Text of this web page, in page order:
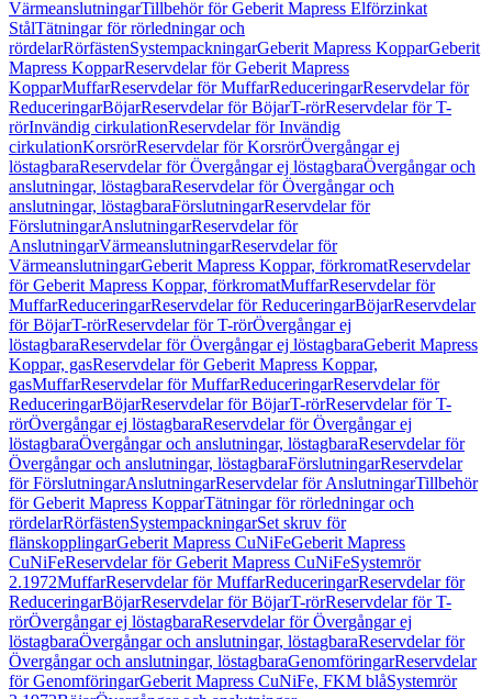
VärmeanslutningarTillbehör för Geberit Mapress Elförzinkat
StålTätningar för rörledningar och
rördelarRörfästenSystempackningarGeberit Mapress KopparGeberit
Mapress KopparReservdelar för Geberit Mapress
KopparMuffarReservdelar för MuffarReduceringarReservdelar för
ReduceringarBöjarReservdelar för BöjarT-rörReservdelar för T-
rörInvändig cirkulationReservdelar för Invändig
cirkulationKorsrörReservdelar för KorsrörÖvergångar ej
löstagbaraReservdelar för Övergångar ej löstagbaraÖvergångar och
anslutningar, löstagbaraReservdelar för Övergångar och
anslutningar, löstagbaraFörslutningarReservdelar för
FörslutningarAnslutningarReservdelar för
AnslutningarVärmeanslutningarReservdelar för
VärmeanslutningarGeberit Mapress Koppar, förkromatReservdelar
för Geberit Mapress Koppar, förkromatMuffarReservdelar för
MuffarReduceringarReservdelar för ReduceringarBöjarReservdelar
för BöjarT-rörReservdelar för T-rörÖvergångar ej
löstagbaraReservdelar för Övergångar ej löstagbaraGeberit Mapress
Koppar, gasReservdelar för Geberit Mapress Koppar,
gasMuffarReservdelar för MuffarReduceringarReservdelar för
ReduceringarBöjarReservdelar för BöjarT-rörReservdelar för T-
rörÖvergångar ej löstagbaraReservdelar för Övergångar ej
löstagbaraÖvergångar och anslutningar, löstagbaraReservdelar för
Övergångar och anslutningar, löstagbaraFörslutningarReservdelar
för FörslutningarAnslutningarReservdelar för AnslutningarTillbehör
för Geberit Mapress KopparTätningar för rörledningar och
rördelarRörfästenSystempackningarSet skruv för
flänskopplingarGeberit Mapress CuNiFeGeberit Mapress
CuNiFeReservdelar för Geberit Mapress CuNiFeSystemrör
2.1972MuffarReservdelar för MuffarReduceringarReservdelar för
ReduceringarBöjarReservdelar för BöjarT-rörReservdelar för T-
rörÖvergångar ej löstagbaraReservdelar för Övergångar ej
löstagbaraÖvergångar och anslutningar, löstagbaraReservdelar för
Övergångar och anslutningar, löstagbaraGenomföringarReservdelar
för GenomföringarGeberit Mapress CuNiFe, FKM blåSystemrör